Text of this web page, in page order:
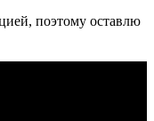
поэтому оставлю